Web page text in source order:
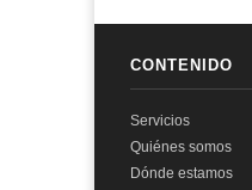
CONTENIDO
Servicios
Quiénes somos
Dónde estamos